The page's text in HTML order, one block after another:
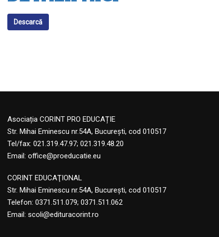
Descarcă
Asociația CORINT PRO EDUCAȚIE
Str. Mihai Eminescu nr.54A, București, cod 010517
Tel/fax: 021.319.47.97; 021.319.48.20
Email: office@proeducatie.eu
CORINT EDUCAŢIONAL
Str. Mihai Eminescu nr.54A, Bucureşti, cod 010517
Telefon: 0371.511.079; 0371.511.062
Email: scoli@edituracorint.ro